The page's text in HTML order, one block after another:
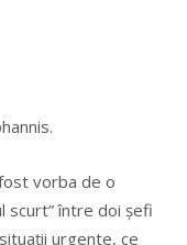
vorba de o
între doi șefi
urgente, ce